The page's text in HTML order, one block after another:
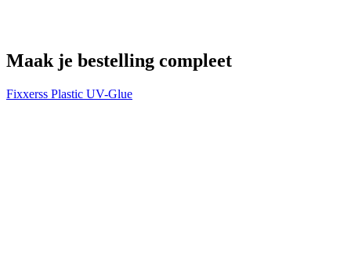
Maak je bestelling compleet
Fixxerss Plastic UV-Glue